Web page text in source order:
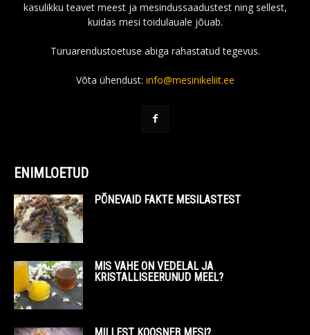
kasulikku teavet meest ja mesindussaadustest ning sellest,
kuidas mesi toidulauale jõuab.
Turuarendustoetuse abiga rahastatud tegevus.
Võta ühendust: info@mesinikeliit.ee
ENIMLOETUD
PÕNEVAID FAKTE MESILASTEST
MIS VAHE ON VEDELAL JA
KRISTALLISEERUNUD MEEL?